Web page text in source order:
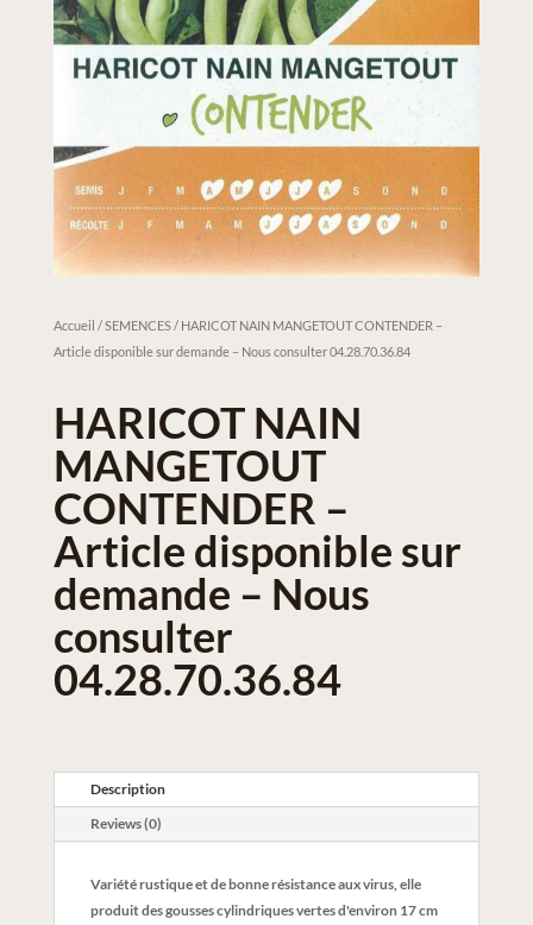
Accueil /SEMENCES/ HARICOT NAIN MANGETOUT CONTENDER –
Article disponible sur demande – Nous consulter 04.28.70.36.84
HARICOT NAIN
MANGETOUT
CONTENDER –
Article disponible sur
demande – Nous
consulter
04.28.70.36.84
Description
Reviews (0)
Variété rustique et de bonne résistance aux virus, elle
produit des gousses cylindriques vertes d'environ 17 cm